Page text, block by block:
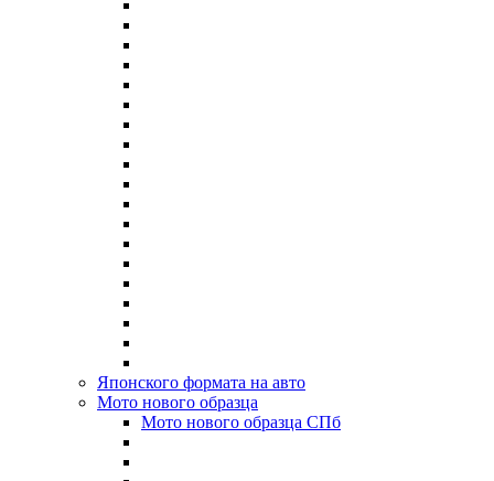
Японского формата на авто
Мото нового образца
Мото нового образца СПб